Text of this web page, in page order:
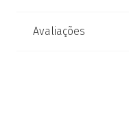
Avaliações